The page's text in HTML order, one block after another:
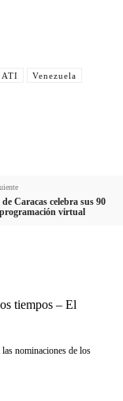
ATI
Venezuela
Caracas celebra sus 90
virtual
tiempos – El
nominaciones de los